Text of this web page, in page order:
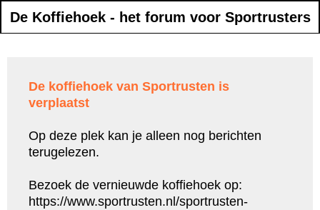
De Koffiehoek - het forum voor Sportrusters
De koffiehoek van Sportrusten is
verplaatst
Op deze plek kan je alleen nog berichten
terugelezen.
Bezoek de vernieuwde koffiehoek op:
https://www.sportrusten.nl/sportrusten-